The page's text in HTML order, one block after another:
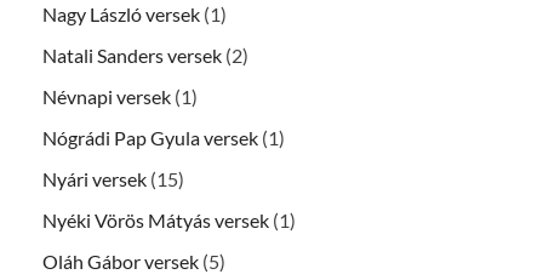
Nagy László versek (1)
Natali Sanders versek (2)
Névnapi versek (1)
Nógrádi Pap Gyula versek (1)
Nyári versek (15)
Nyéki Vörös Mátyás versek (1)
Oláh Gábor versek (5)